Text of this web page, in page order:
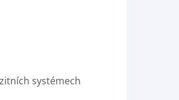
systémech